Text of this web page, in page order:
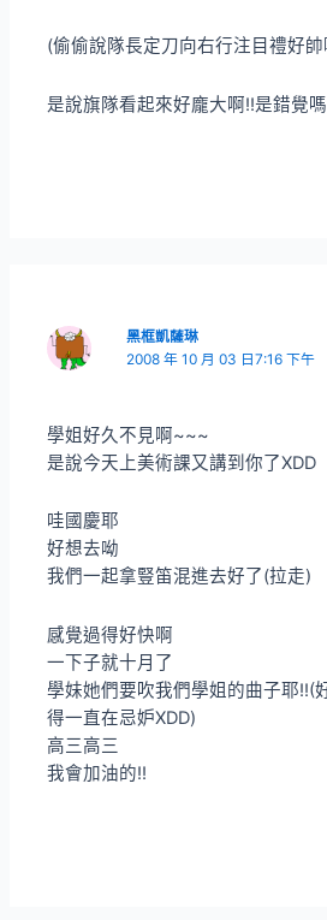
(偷偷說隊長定刀向右行注目禮好
是說旗隊看起來好龐大啊!!是錯覺
黑框凱薩琳
2008 年 10 月 03 日7:16 下午
學姐好久不見啊~~~
是說今天上美術課又講到你了XDD
哇國慶耶
好想去呦
我們一起拿豎笛混進去好了(拉走)
感覺過得好快啊
一下子就十月了
學妹她們要吹我們學姐的曲子耶!!(
得一直在忌妒XDD)
高三高三
我會加油的!!